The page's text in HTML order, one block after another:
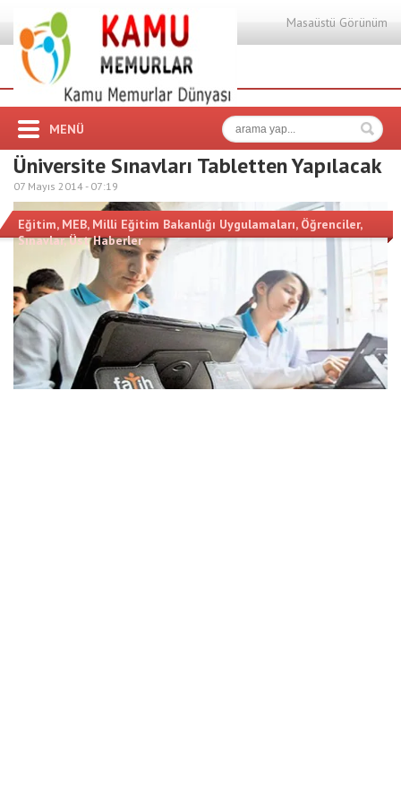
Masaüstü Görünüm
MENÜ
Üniversite Sınavları Tabletten Yapılacak
07 Mayıs 2014 - 07:19
Eğitim, MEB, Milli Eğitim Bakanlığı Uygulamaları, Öğrenciler,
Sınavlar,Üst Haberler